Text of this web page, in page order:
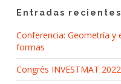
Entradas recientes
Conferencia: Geometría y
formas
Congrés INVESTMAT 2022